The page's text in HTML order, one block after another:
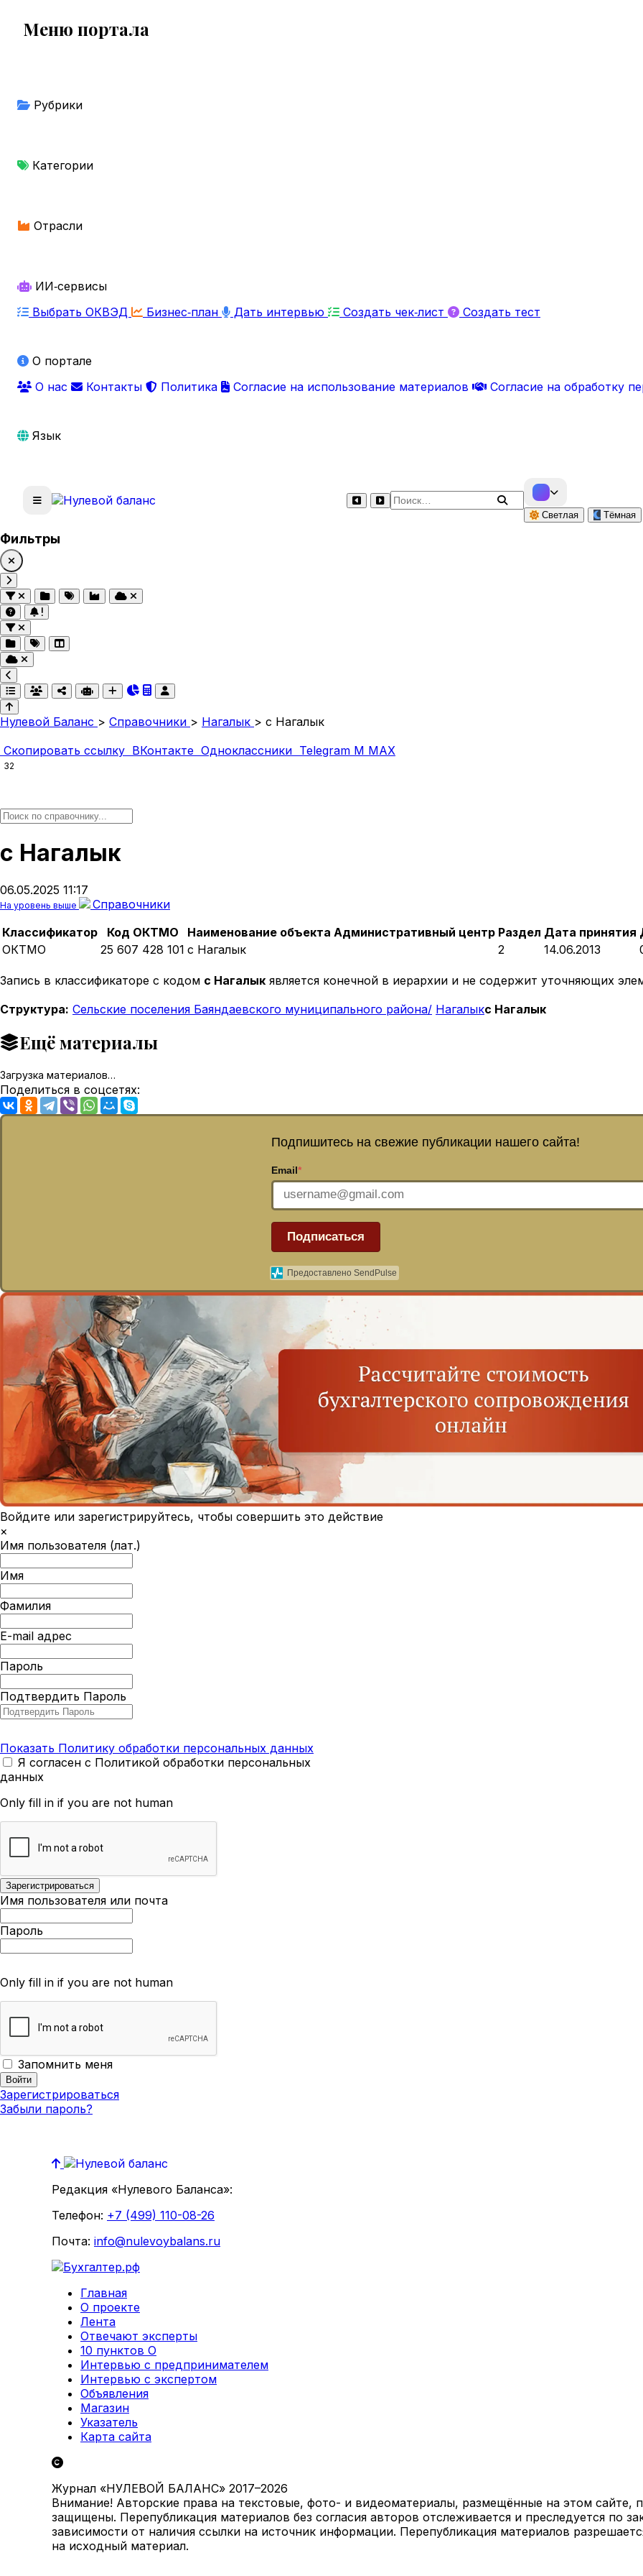
Меню портала
Рубрики
Категории
Отрасли
ИИ‑сервисы
Выбрать ОКВЭД
Бизнес‑план Дать интервью Создать чек‑лист Создать тест
О портале
О нас
Контакты Политика Согласие на использование материалов Согласие на обработку
Язык
Поиск по сайту
Светлая Тёмная
Фильтры
Нулевой Баланс > Справочники > Нагалык > с Нагалык
Скопировать ссылку ВКонтакте Одноклассники Telegram M MAX
32
с Нагалык
06.05.2025 11:17
На уровень выше
Справочники
Классификатор
Код ОКТМО Наименование объекта Административный центр Раздел Дата принятия
ОКТМО
25 607 428 101 с Нагалык 2 14.06.2013
Запись в классификаторе с кодом с Нагалык является конечной в иерархии и не содержит уточняющих
Структура: Сельские поселения Баяндаевского муниципального района/ Нагалыкс Нагалык
Ещё материалы
Загрузка материалов…
Поделиться в соцсетях:
Подпишитесь на свежие публикации нашего сайта!
Email*
Подписаться
Предоставлено SendPulse
Войдите или зарегистрируйтесь, чтобы совершить это действие
×
Имя пользователя (лат.)
Имя
Фамилия
E-mail адрес
Пароль
Подтвердить Пароль
Показать Политику обработки персональных данных
Я согласен с Политикой обработки персональных
данных
Only fill in if you are not human
Имя пользователя или почта
Пароль
Only fill in if you are not human
Запомнить меня
Зарегистрироваться
Забыли пароль?
Редакция «Нулевого Баланса»:
Телефон: +7 (499) 110-08-26
Почта: info@nulevoybalans.ru
Главная
О проекте
Лента
Отвечают эксперты
10 пунктов О
Интервью с предпринимателем
Интервью с экспертом
Объявления
Магазин
Указатель
Карта сайта
Журнал «НУЛЕВОЙ БАЛАНС» 2017–2026
Внимание! Авторские права на текстовые, фото- и видеоматериалы, размещённые на этом
защищены. Перепубликация материалов без согласия авторов отслеживается и преследуется по
зависимости от наличия ссылки на источник информации. Перепубликация материалов
на исходный материал.